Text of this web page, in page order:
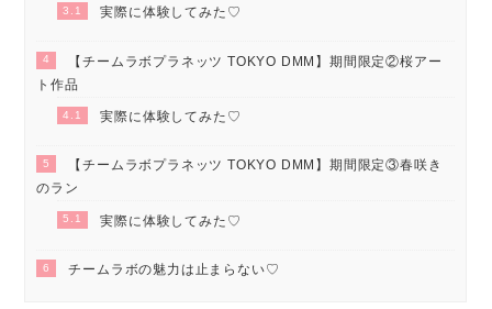
3.1 実際に体験してみた♡
4
【チームラボプラネッツ TOKYO DMM】期間限定②桜アー
ト作品
4.1 実際に体験してみた♡
5
【チームラボプラネッツ TOKYO DMM】期間限定③春咲き
のラン
5.1 実際に体験してみた♡
6 チームラボの魅力は止まらない♡